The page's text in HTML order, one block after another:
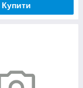
Купити